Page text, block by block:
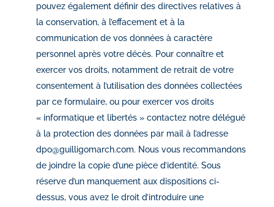
pouvez également définir des directives relatives à
la conservation, à l’effacement et à la
communication de vos données à caractère
personnel après votre décès. Pour connaître et
exercer vos droits, notamment de retrait de votre
consentement à l’utilisation des données collectées
par ce formulaire, ou pour exercer vos droits
« informatique et libertés » contactez notre délégué
à la protection des données par mail à l’adresse
dpo@guilligomarch.com. Nous vous recommandons
de joindre la copie d’une pièce d’identité. Sous
réserve d’un manquement aux dispositions ci-
dessus, vous avez le droit d’introduire une